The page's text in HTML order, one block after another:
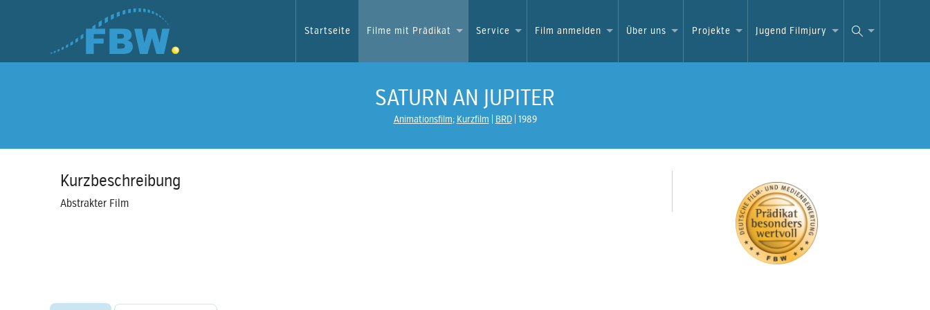
Startseite Filme mit Prädikat Service Film anmelden Über uns Projekte Jugend Filmjury
SATURN AN JUPITER
Animationsfilm; Kurzfilm BRD 1989
Kurzbeschreibung
Abstrakter Film